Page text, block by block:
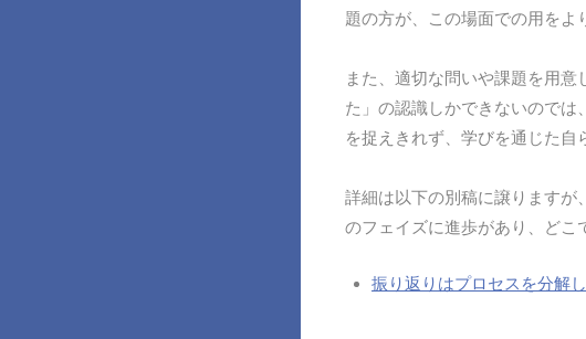
題の方が、この場面での用をよ
また、適切な問いや課題を用
た」の認識しかできないので
を捉えきれず、学びを通じた自
詳細は以下の別稿に譲りますが
のフェイズに進歩があり、どこ
振り返りはプロセスを分解